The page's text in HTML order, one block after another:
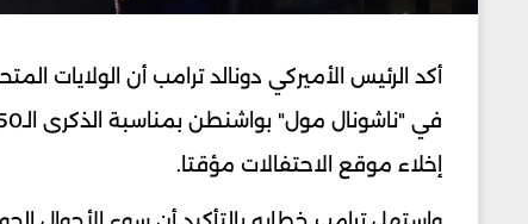
أكد الرئيس الأميركي دونالد ترامب أن
إخلاء موقع الاحتفالات مؤقتا.